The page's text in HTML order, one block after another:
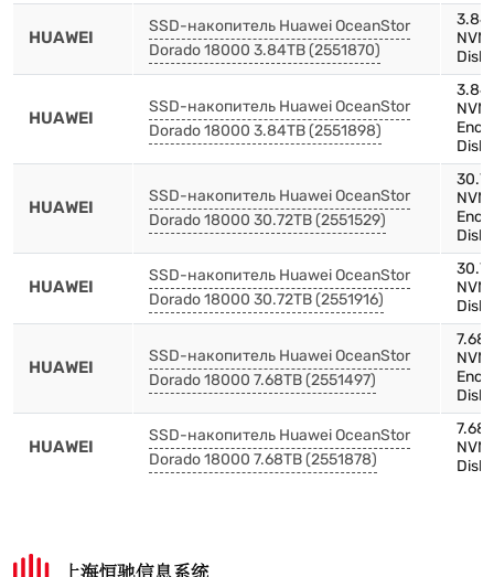
HUAWEI
SSD-накопитель Huawei OceanStor
Dorado 18000 3.84TB (2551870)
Disk
HUAWEI
SSD-накопитель Huawei OceanStor
Dorado 18000 3.84TB (2551898)
Disk
HUAWEI
SSD-накопитель Huawei OceanStor
Dorado 18000 30.72TB (2551529)
Disk
HUAWEI
SSD-накопитель Huawei OceanStor
Dorado 18000 30.72TB (2551916)
Disk
HUAWEI
SSD-накопитель Huawei OceanStor
Dorado 18000 7.68TB (2551497)
Disk
HUAWEI
SSD-накопитель Huawei OceanStor
Dorado 18000 7.68TB (2551878)
Disk